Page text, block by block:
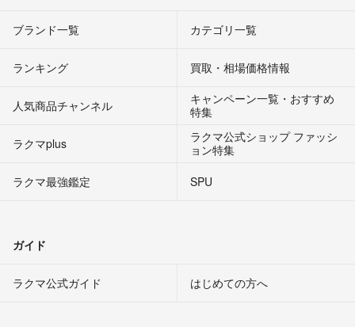
ブランド一覧 カテゴリ一覧
ランキング 買取・相場価格情報
人気商品チャンネル
キャンペーン一覧・おすすめ
特集
ラクマplus
ラクマ公式ショップ ファッシ
ョン特集
ラクマ最強鑑定
SPU
ガイド
ラクマ公式ガイド はじめての方へ